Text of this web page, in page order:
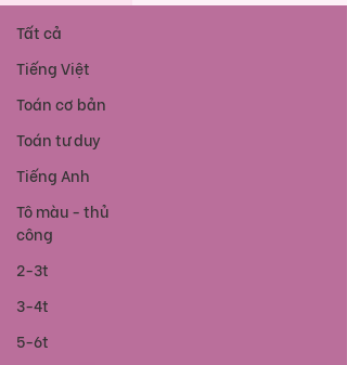
Tất cả
Tiếng Việt
Toán cơ bản
Toán tư duy
Tiếng Anh
Tô màu - thủ
công
2-3t
3-4t
5-6t